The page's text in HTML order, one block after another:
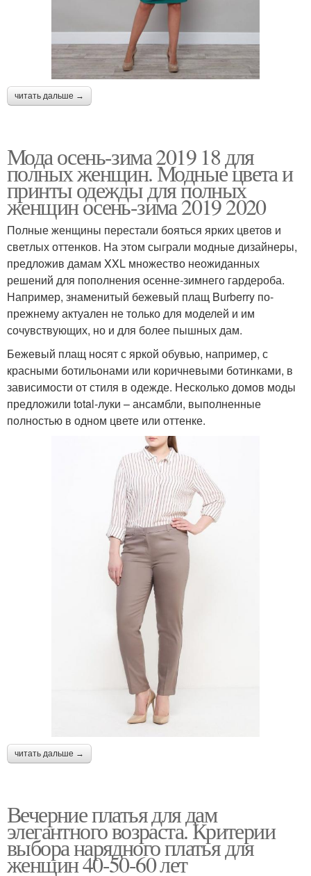
читать дальше →
Мода осень-зима 2019 18 для
полных женщин. Модные цвета и
принты одежды для полных
женщин осень-зима 2019 2020
Полные женщины перестали бояться ярких цветов и
светлых оттенков. На этом сыграли модные дизайнеры,
предложив дамам XXL множество неожиданных
решений для пополнения осенне-зимнего гардероба.
Например, знаменитый бежевый плащ Burberry по-
прежнему актуален не только для моделей и им
сочувствующих, но и для более пышных дам.
Бежевый плащ носят с яркой обувью, например, с
красными ботильонами или коричневыми ботинками, в
зависимости от стиля в одежде. Несколько домов моды
предложили total-луки – ансамбли, выполненные
полностью в одном цвете или оттенке.
читать дальше →
Вечерние платья для дам
элегантного возраста. Критерии
выбора нарядного платья для
женщин 40-50-60 лет